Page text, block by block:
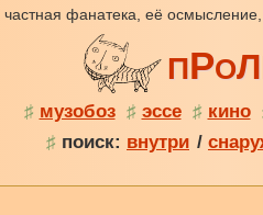
частная фанатека, её
ПРОЛ
♯ музобоз ♯ эссе ♯ кино
♯ поиск: внутри /